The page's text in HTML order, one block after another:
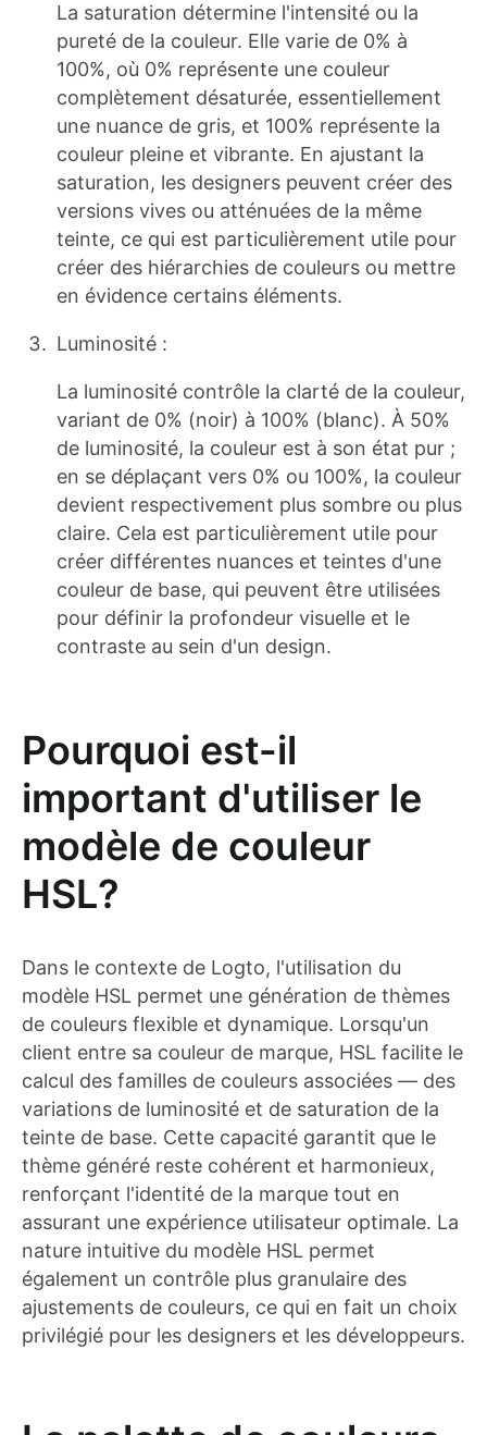
La saturation détermine l'intensité ou la
pureté de la couleur. Elle varie de 0% à
100%, où 0% représente une couleur
complètement désaturée, essentiellement
une nuance de gris, et 100% représente la
couleur pleine et vibrante. En ajustant la
saturation, les designers peuvent créer des
versions vives ou atténuées de la même
teinte, ce qui est particulièrement utile pour
créer des hiérarchies de couleurs ou mettre
en évidence certains éléments.
Luminosité :
La luminosité contrôle la clarté de la couleur,
variant de 0% (noir) à 100% (blanc). À 50%
de luminosité, la couleur est à son état pur ;
en se déplaçant vers 0% ou 100%, la couleur
devient respectivement plus sombre ou plus
claire. Cela est particulièrement utile pour
créer différentes nuances et teintes d'une
couleur de base, qui peuvent être utilisées
pour définir la profondeur visuelle et le
contraste au sein d'un design.
Pourquoi est-il
important d'utiliser le
modèle de couleur
HSL?
Dans le contexte de Logto, l'utilisation du
modèle HSL permet une génération de thèmes
de couleurs flexible et dynamique. Lorsqu'un
client entre sa couleur de marque, HSL facilite le
calcul des familles de couleurs associées — des
variations de luminosité et de saturation de la
teinte de base. Cette capacité garantit que le
thème généré reste cohérent et harmonieux,
renforçant l'identité de la marque tout en
assurant une expérience utilisateur optimale. La
nature intuitive du modèle HSL permet
également un contrôle plus granulaire des
ajustements de couleurs, ce qui en fait un choix
privilégié pour les designers et les développeurs.